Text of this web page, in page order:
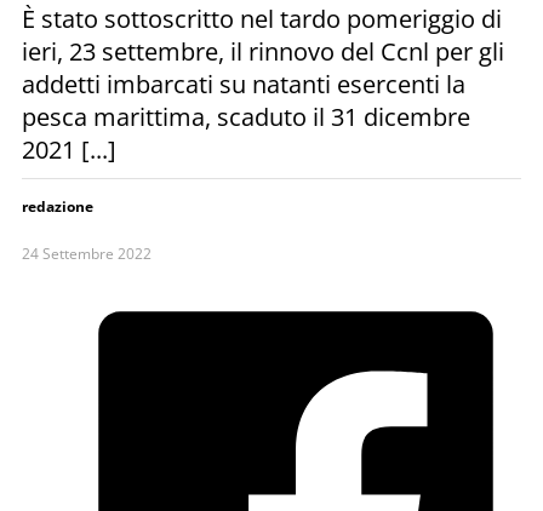
È stato sottoscritto nel tardo pomeriggio di
ieri, 23 settembre, il rinnovo del Ccnl per gli
addetti imbarcati su natanti esercenti la
pesca marittima, scaduto il 31 dicembre
2021 [...]
redazione
24 Settembre 2022